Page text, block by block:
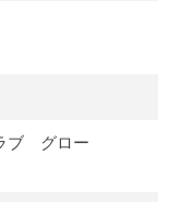
ブ グロー